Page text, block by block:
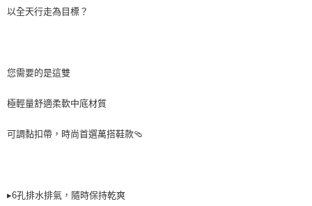
４．使用「AFTEE先享後付」時，將依據個別帳號之用戶狀況，依本公司即
時審查核予不同之上限額度；若仍有額度不足之情形，本公司將視審查結果
以全天行走為目標？
您需要的是這雙
極輕量舒適柔軟中底材質
可調黏扣帶，時尚首選萬搭鞋款🩴
▸6孔排水排氣，隨時保持乾爽